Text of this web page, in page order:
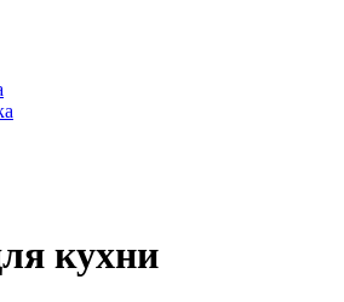
кухни